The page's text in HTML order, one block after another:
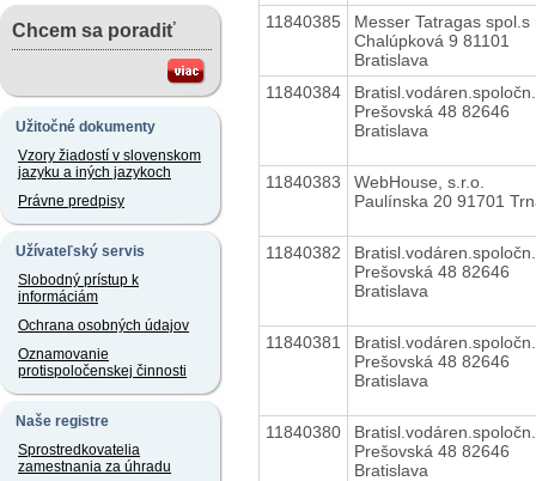
Chcem sa poradiť
Užitočné dokumenty
Vzory žiadostí v slovenskom
jazyku a iných jazykoch
Právne predpisy
Užívateľský servis
Slobodný prístup k
informáciám
Ochrana osobných údajov
Oznamovanie
protispoločenskej činnosti
Naše registre
Sprostredkovatelia
zamestnania za úhradu
11840385
Messer Tatragas spol.s
Chalúpková 9 81101
Bratislava
11840384
Prešovská 48 82646
Bratislava
11840383
WebHouse, s.r.o.
Paulínska 20 91701
11840382
Prešovská 48 82646
Bratislava
11840381
Prešovská 48 82646
Bratislava
11840380
Prešovská 48 82646
Bratislava